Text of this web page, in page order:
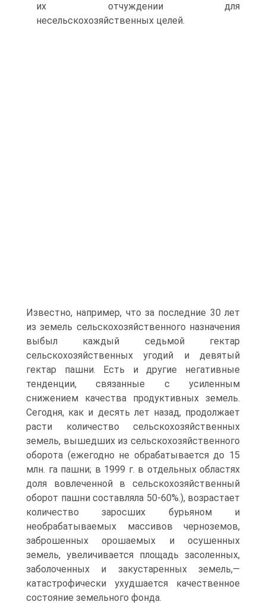
их отчуждении для
несельскохозяйственных целей.
Известно, например, что за последние 30 лет
из земель сельскохозяйственного назначения
выбыл каждый седьмой гектар
сельскохозяйственных угодий и девятый
гектар пашни. Есть и другие негативные
тенденции, связанные с усиленным
снижением качества продуктивных земель.
Сегодня, как и десять лет назад, продолжает
расти количество сельскохозяйственных
земель, вышедших из сельскохозяйственного
оборота (ежегодно не обрабатывается до 15
млн. га пашни; в 1999 г. в отдельных областях
доля вовлеченной в сельскохозяйственный
оборот пашни составляла 50-60%.), возрастает
количество заросших бурьяном и
необрабатываемых массивов черноземов,
заброшенных орошаемых и осушенных
земель, увеличивается площадь засоленных,
заболоченных и закустаренных земель,—
катастрофически ухудшается качественное
состояние земельного фонда.